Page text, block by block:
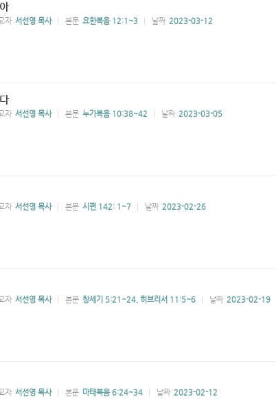
자 서선영 목사 본문 요한복음 12:1~3 날짜 2023-03-12
자 서선영 목사 본문 누가복음 10:38~42 날짜 2023-03-05
자 서선영 목사 본문 시편 142: 1~7 날짜 2023-02-26
자 서선영 목사 본문 창세기 5:21~24, 히브리서 11:5~6 날짜 2023-02-19
자 서선영 목사 본문 마태복음 6:24~34 날짜 2023-02-12